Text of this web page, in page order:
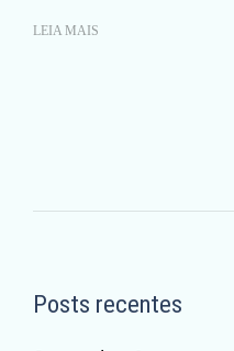
LEIA MAIS
Posts recentes